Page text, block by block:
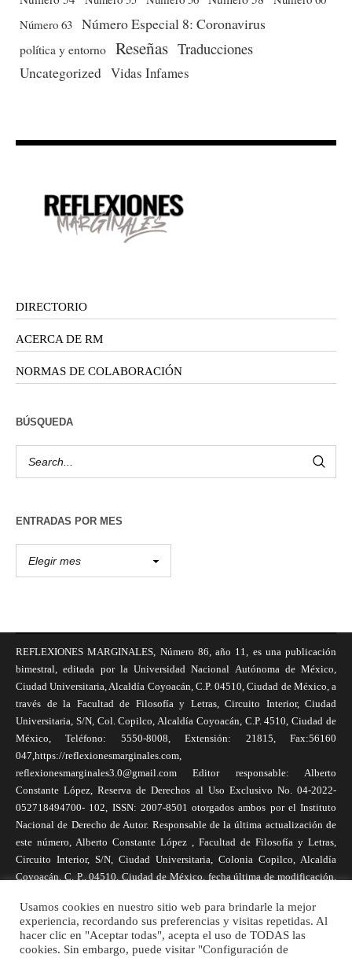
Número 63 Número Especial 8: Coronavirus
política y entorno Reseñas Traducciones
Uncategorized Vidas Infames
DIRECTORIO
ACERCA DE RM
NORMAS DE COLABORACIÓN
BÚSQUEDA
ENTRADAS POR MES
REFLEXIONES MARGINALES, Número 86, año 11, es una publicación
bimestral, editada por la Universidad Nacional Autónoma de México,
Ciudad Universitaria, Alcaldía Coyoacán, C.P. 04510, Ciudad de México, a
través de la Facultad de Filosofía y Letras, Circuito Interior, Ciudad
Universitaria, S/N, Col. Copilco, Alcaldía Coyoacán, C.P. 4510, Ciudad de
México, Teléfono: 5550-8008, Extensión: 21815, Fax:56160
047,https://reflexionesmarginales.com,
reflexionesmarginales3.0@gmail.com Editor responsable: Alberto
Constante López, Reserva de Derechos al Uso Exclusivo No. 04-2022-
052718494700- 102, ISSN: 2007-8501 otorgados ambos por el Instituto
Nacional de Derecho de Autor. Responsable de la última actualización de
este número, Alberto Constante López , Facultad de Filosofía y Letras,
Circuito Interior, S/N, Ciudad Universitaria, Colonia Copilco, Alcaldía
Coyoacán, C. P., 04510, Ciudad de México, fecha última de modificación,
necesariamente reflejan la postura de la revista, ni de Universidad Nacional
Autónoma de México. Los autores son responsables de los contenidos de
sus artículos. Se autoriza la reproducción total o parcial de los textos aquí
Usamos cookies en nuestro sitio web para brindarle la mejor
experiencia, recordando sus preferencias y visitas repetidas. Al
hacer clic en "Aceptar todas", acepta el uso de TODAS las
cookies. Sin embargo, puede visitar "Configuración de